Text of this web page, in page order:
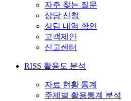
자주 찾는 질문
상담 신청
상담 내역 확인
고객제안
신고센터
RISS 활용도 분석
자료 현황 통계
주제별 활용통계 분석